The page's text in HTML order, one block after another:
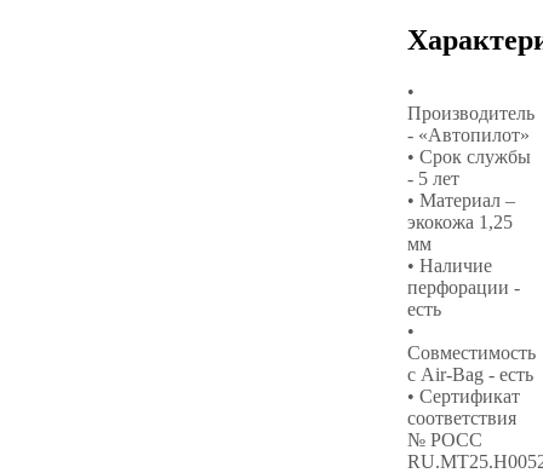
•
Производитель
- «Автопилот»
• Срок службы
- 5 лет
• Материал –
экокожа 1,25
мм
• Наличие
перфорации -
есть
•
Совместимость
с Air-Bag - есть
• Сертификат
соответствия
№ РОСС